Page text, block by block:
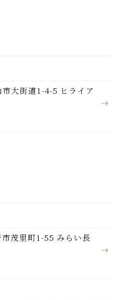
大街道1-4-5 ヒライア
茂里町1-55 みらい長